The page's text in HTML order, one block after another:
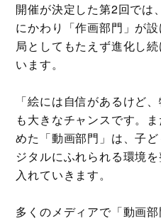
開催が決定した第2回では
にかわり「作画部門」が
局としてもたえず進化し
います。
「絵には自信があるけど
も大きなチャンスです。
めた「動画部門」は、子
ジタルにふれられる環境
入れていきます。
多くのメディアで「動画